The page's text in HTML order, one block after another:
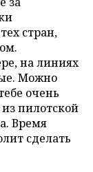
стран,
на линиях
Можно
очень
пилотской
Время
сделать